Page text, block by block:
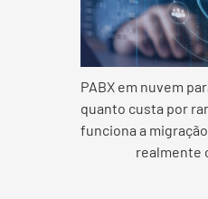
PABX em nuvem
quanto custa por
funciona a
realmente